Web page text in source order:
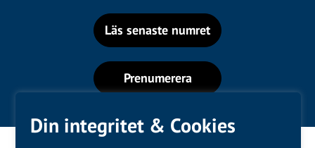
Din integritet & Cookies
Läs senaste numret
Prenumerera